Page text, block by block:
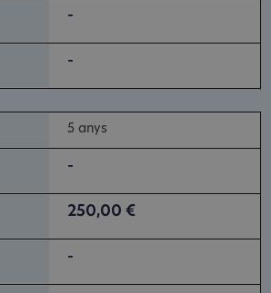
-
-
5 anys
-
250,00 €
-